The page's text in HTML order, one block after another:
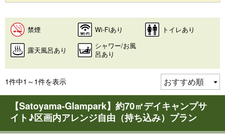
禁煙 Wi-Fiあり トイレあり
露天風呂あり
シャワー/お風
呂あり
1件中1～1件を表示
【Satoyama-Glampark】約70㎡デイキャンプサ
イト♪区画内アレンジ自由（持ち込み）プラン